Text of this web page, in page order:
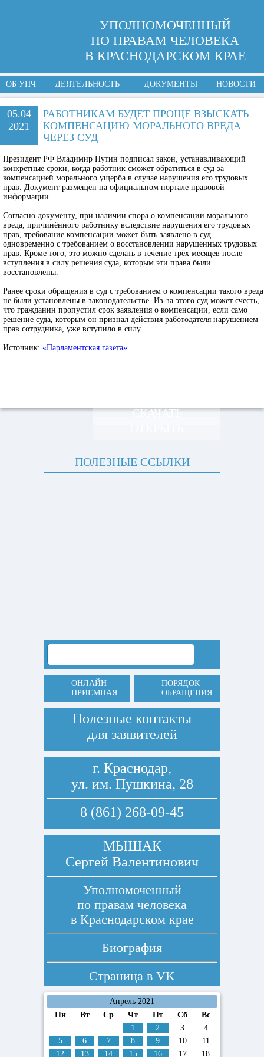
УПОЛНОМОЧЕННЫЙ
ПО ПРАВАМ ЧЕЛОВЕКА
В КРАСНОДАРСКОМ КРАЕ
ОБ УПЧ ДЕЯТЕЛЬНОСТЬ ДОКУМЕНТЫ НОВОСТИ
05.04
2021
РАБОТНИКАМ БУДЕТ ПРОЩЕ ВЗЫСКАТЬ
КОМПЕНСАЦИЮ МОРАЛЬНОГО ВРЕДА
ЧЕРЕЗ СУД
Президент РФ Владимир Путин подписал закон, устанавливающий
конкретные сроки, когда работник сможет обратиться в суд за
компенсацией морального ущерба в случае нарушения его трудовых
прав. Документ размещён на официальном портале правовой
информации.
Согласно документу, при наличии спора о компенсации морального
вреда, причинённого работнику вследствие нарушения его трудовых
прав, требование компенсации может быть заявлено в суд
одновременно с требованием о восстановлении нарушенных трудовых
прав. Кроме того, это можно сделать в течение трёх месяцев после
вступления в силу решения суда, которым эти права были
восстановлены.
Ранее сроки обращения в суд с требованием о компенсации такого вреда
не были установлены в законодательстве. Из-за этого суд может счесть,
что гражданин пропустил срок заявления о компенсации, если само
решение суда, которым он признал действия работодателя нарушением
прав сотрудника, уже вступило в силу.
Источник: «Парламентская газета»
СКАЧАТЬ
ПОЛЕЗНЫЕ ССЫЛКИ
ОНЛАЙН
ПРИЕМНАЯ
ПОРЯДОК
ОБРАЩЕНИЯ
Полезные контакты
для заявителей
г. Краснодар,
ул. им. Пушкина, 28
8 (861) 268-09-45
МЫШАК
Сергей Валентинович
Уполномоченный
по правам человека
в Краснодарском крае
Биография
Страница в VK
Апрель 2021
Пн
Вт Ср Чт Пт Сб
Вс
1
2 3
4
5
6 7 8 9 10
11
12
13 14 15 16 17 18